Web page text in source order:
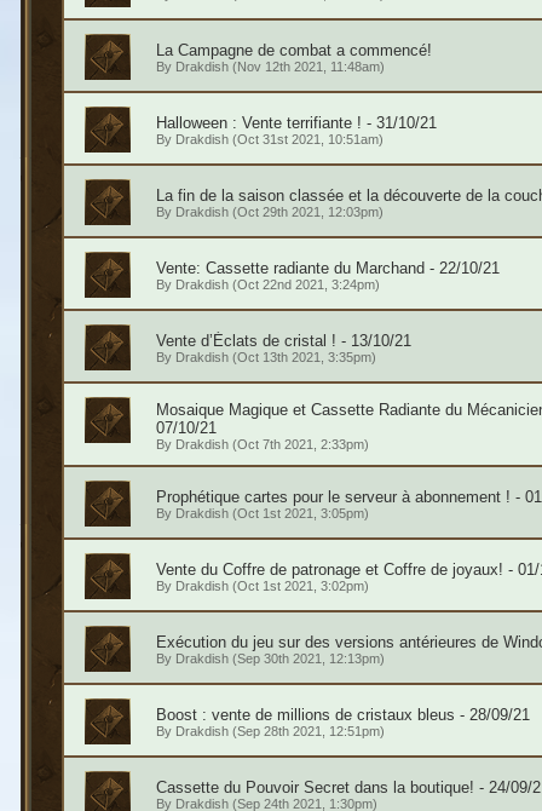
La Campagne de combat a commencé!
By Drakdish(Nov 12th 2021, 11:48am)
Halloween : Vente terrifiante ! - 31/10/21
By Drakdish(Oct 31st 2021, 10:51am)
La fin de la saison classée et la découverte de la
By Drakdish(Oct 29th 2021, 12:03pm)
Vente: Cassette radiante du Marchand - 22/10/21
By Drakdish(Oct 22nd 2021, 3:24pm)
Vente d’Éclats de cristal ! - 13/10/21
By Drakdish(Oct 13th 2021, 3:35pm)
Mosaique Magique et Cassette Radiante du
07/10/21
By Drakdish(Oct 7th 2021, 2:33pm)
Prophétique cartes pour le serveur à abonnement ! -
By Drakdish(Oct 1st 2021, 3:05pm)
Vente du Coffre de patronage et Coffre de joyaux! - 01/
By Drakdish(Oct 1st 2021, 3:02pm)
Exécution du jeu sur des versions antérieures de
By Drakdish(Sep 30th 2021, 12:13pm)
Boost : vente de millions de cristaux bleus - 28/09/21
By Drakdish(Sep 28th 2021, 12:51pm)
Cassette du Pouvoir Secret dans la boutique! - 24/09/
By Drakdish(Sep 24th 2021, 1:30pm)